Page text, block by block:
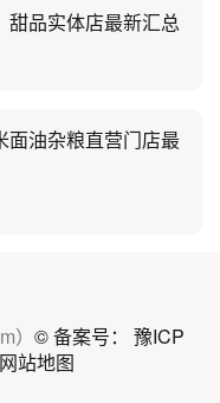
甜品实体店最新汇总
面油杂粮直营门店最
© 备案号： 豫ICP
网站地图